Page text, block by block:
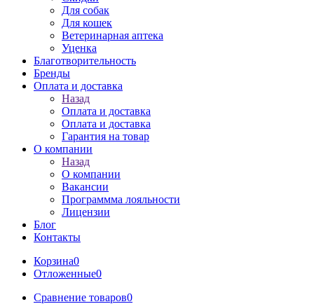
Для собак
Для кошек
Ветеринарная аптека
Уценка
Благотворительность
Бренды
Оплата и доставка
Назад
Оплата и доставка
Оплата и доставка
Гарантия на товар
О компании
Назад
О компании
Вакансии
Программма лояльности
Лицензии
Блог
Контакты
Корзина0
Отложенные0
Сравнение товаров0